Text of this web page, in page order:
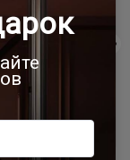
нашего
запрос с
интернет-